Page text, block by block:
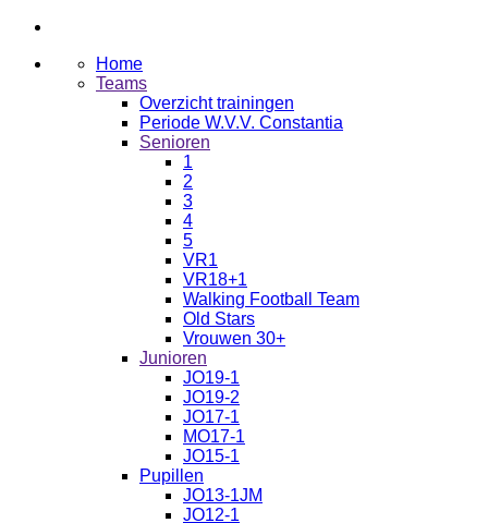
Home
Teams
Overzicht trainingen
Periode W.V.V. Constantia
Senioren
1
2
3
4
5
VR1
VR18+1
Walking Football Team
Old Stars
Vrouwen 30+
Junioren
JO19-1
JO19-2
JO17-1
MO17-1
JO15-1
Pupillen
JO13-1JM
JO12-1